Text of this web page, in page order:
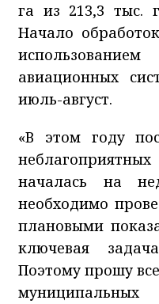
га из 213,3 тыс.
Начало
авиационных
июль-август.
«В этом году
началась на
необходимо
плановыми
ключевая
Поэтому прошу